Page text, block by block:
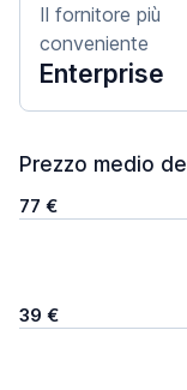
Il fornitore più
conveniente
Enterprise
Prezzo medio
77 €
39 €